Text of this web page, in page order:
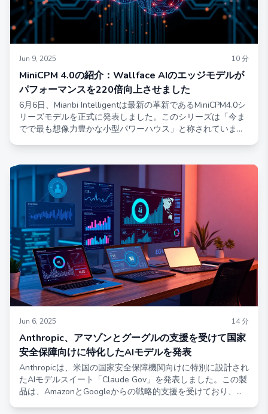
Jun 9, 2025 10分
MiniCPM 4.0の紹介：Wallface AIのエッジモデルが
パフォーマンスを220倍向上させました
6月6日、Mianbi Intelligentは最新の革新であるMiniCPM4.0シ
リーズモデルを正式に発表しました。このシリーズは「今ま
でで最も想像力豊かな小型パワーハウス」と称されていま
を設定しています。MiniCPM4.0シリーズは、効率を向上させ
るための革新的なスパースアーキテクチャを導入した8B
Lightning Sparseバージョンと、「最強のコンパクトモデ
ル」として認識されている超軽量0.5B Agileバージョンの2つ
の際立った製品を特徴としています。
Jun 6, 2025 14分
Anthropic、アマゾンとグーグルの支援を受けて国家
安全保障向けに特化したAIモデルを発表
Anthropicは、米国の国家安全保障機関向けに特別に設計され
たAIモデルスイート「Claude Gov」を発表しました。この製
品は、AmazonとGoogleからの戦略的支援を受けており、現